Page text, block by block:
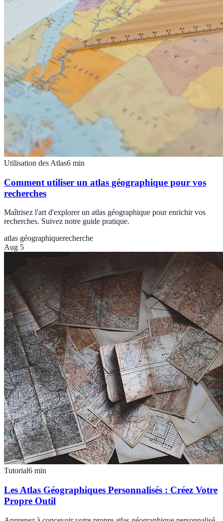
Utilisation des Atlas6 min
Comment utiliser un atlas géographique pour vos
recherches
Maîtrisez l'art d'explorer un atlas géographique pour enrichir vos
recherches. Suivez notre guide pratique.
atlas géographiquerecherche
Aug 5
Tutorial6 min
Les Atlas Géographiques Personnalisés : Créez Votre
Propre Outil